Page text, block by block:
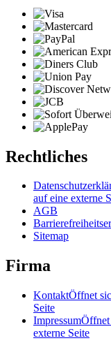
Rechtliches
auf eine externe
AGB
Sitemap
Firma
KontaktÖffnet
Seite
ImpressumÖffnet
externe Seite